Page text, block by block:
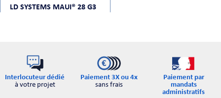
LD SYSTEMS MAUI® 28 G3
Interlocuteur dédié
à votre projet
Paiement 3X ou 4x
sans frais
Paiement par
mandats
administratifs